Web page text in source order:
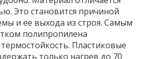
Это становится причиной
и ее выхода из строя. Самым
полипропилена
термостойкость. Пластиковые
только нагрев до 70